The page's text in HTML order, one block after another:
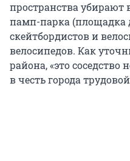
пространства убирают
памп-парка (площадка
скейтбордистов и
велосипедов. Как
района, «это соседство
в честь города